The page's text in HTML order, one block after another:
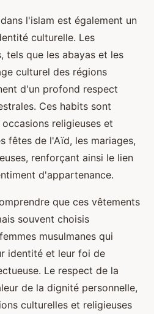
l'islam est également un
culturelle. Les
tels que les abayas et les
culturel des régions
d'un profond respect
Ces habits sont
religieuses et
fêtes de l'Aïd, les mariages,
renforçant ainsi le lien
d'appartenance.
que ces vêtements
souvent choisis
musulmanes qui
identité et leur foi de
Le respect de la
de la dignité personnelle,
culturelles et religieuses